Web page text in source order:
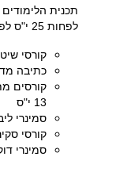
תכנית הלימודים
לפחות 25 י"ס לפי הפירוט הבא
קורסי
כתיבה
קורסים
13 י"ס
סמינרי
קורסי
סמינרי